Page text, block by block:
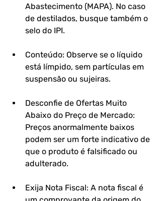
Abastecimento (MAPA). No caso
de destilados, busque também o
selo do IPI.
Conteúdo: Observe se o líquido
está límpido, sem partículas em
suspensão ou sujeiras.
Desconfie de Ofertas Muito
Abaixo do Preço de Mercado:
Preços anormalmente baixos
podem ser um forte indicativo de
que o produto é falsificado ou
adulterado.
Exija Nota Fiscal: A nota fiscal é